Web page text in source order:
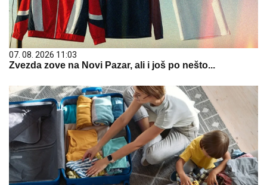
07. 08. 2026 11:03
Zvezda zove na Novi Pazar, ali i još po nešto...